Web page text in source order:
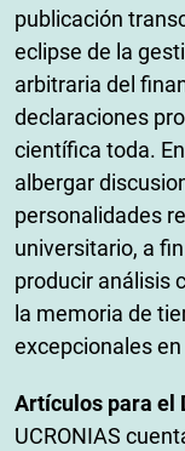
publicación
eclipse de la
arbitraria del
declaraciones
científica toda.
albergar
personalidades
universitario, a
producir análisis
la memoria de
excepcionales
Artículos para el
UCRONIAS